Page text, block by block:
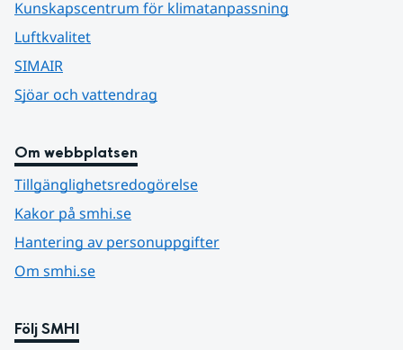
Kunskapscentrum för klimatanpassning
Luftkvalitet
SIMAIR
Sjöar och vattendrag
Om webbplatsen
Tillgänglighetsredogörelse
Kakor på smhi.se
Hantering av personuppgifter
Om smhi.se
Följ SMHI